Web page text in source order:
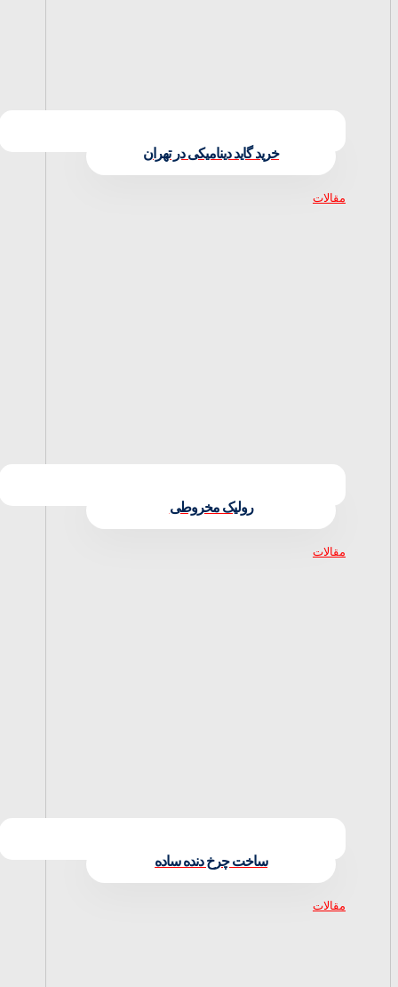
خرید گاید دینامیکی در تهران
مقالات
رولیک مخروطی
مقالات
ساخت چرخ دنده ساده
مقالات